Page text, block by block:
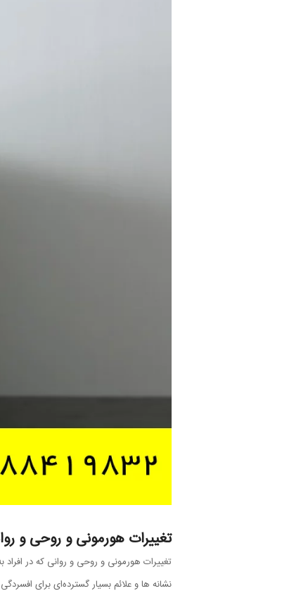
تغییرات هورمونی و روحی و
تغییرات هورمونی و روحی و روانی که در افراد
نشانه ها و علائم بسیار گسترده‌ای برای